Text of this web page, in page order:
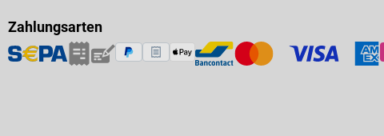
Zahlungsarten